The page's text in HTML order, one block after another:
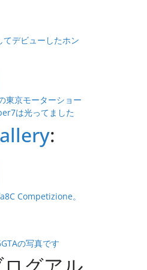
デビューしたホン
東京モーターショー
は光ってました
:
Competizione。
の写真です